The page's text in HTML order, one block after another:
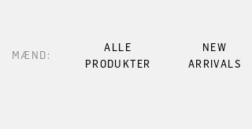
MÆND:
ALLE
PRODUKTER
NEW
ARRIVALS